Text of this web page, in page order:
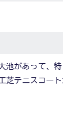
池があって、
芝テニスコート